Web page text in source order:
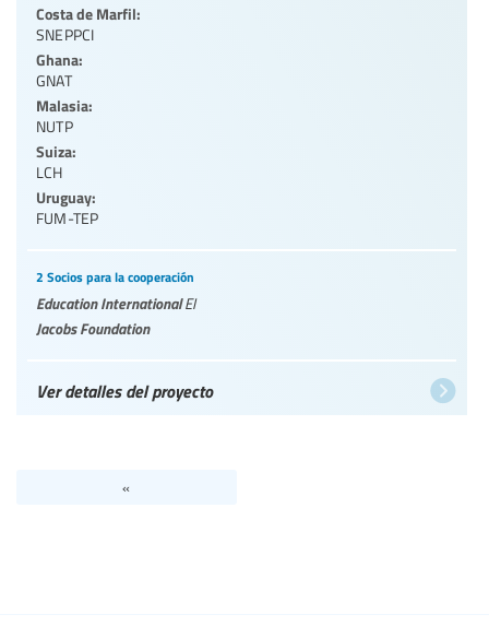
Costa de Marfil:
SNEPPCI
Ghana:
GNAT
Malasia:
NUTP
Suiza:
LCH
Uruguay:
FUM-TEP
2 Socios para la cooperación
Education InternationalEI
Jacobs Foundation
Ver detalles del proyecto
«